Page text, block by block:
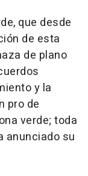
que desde
de esta
de plano
y la
pro de
verde; toda
anunciado su